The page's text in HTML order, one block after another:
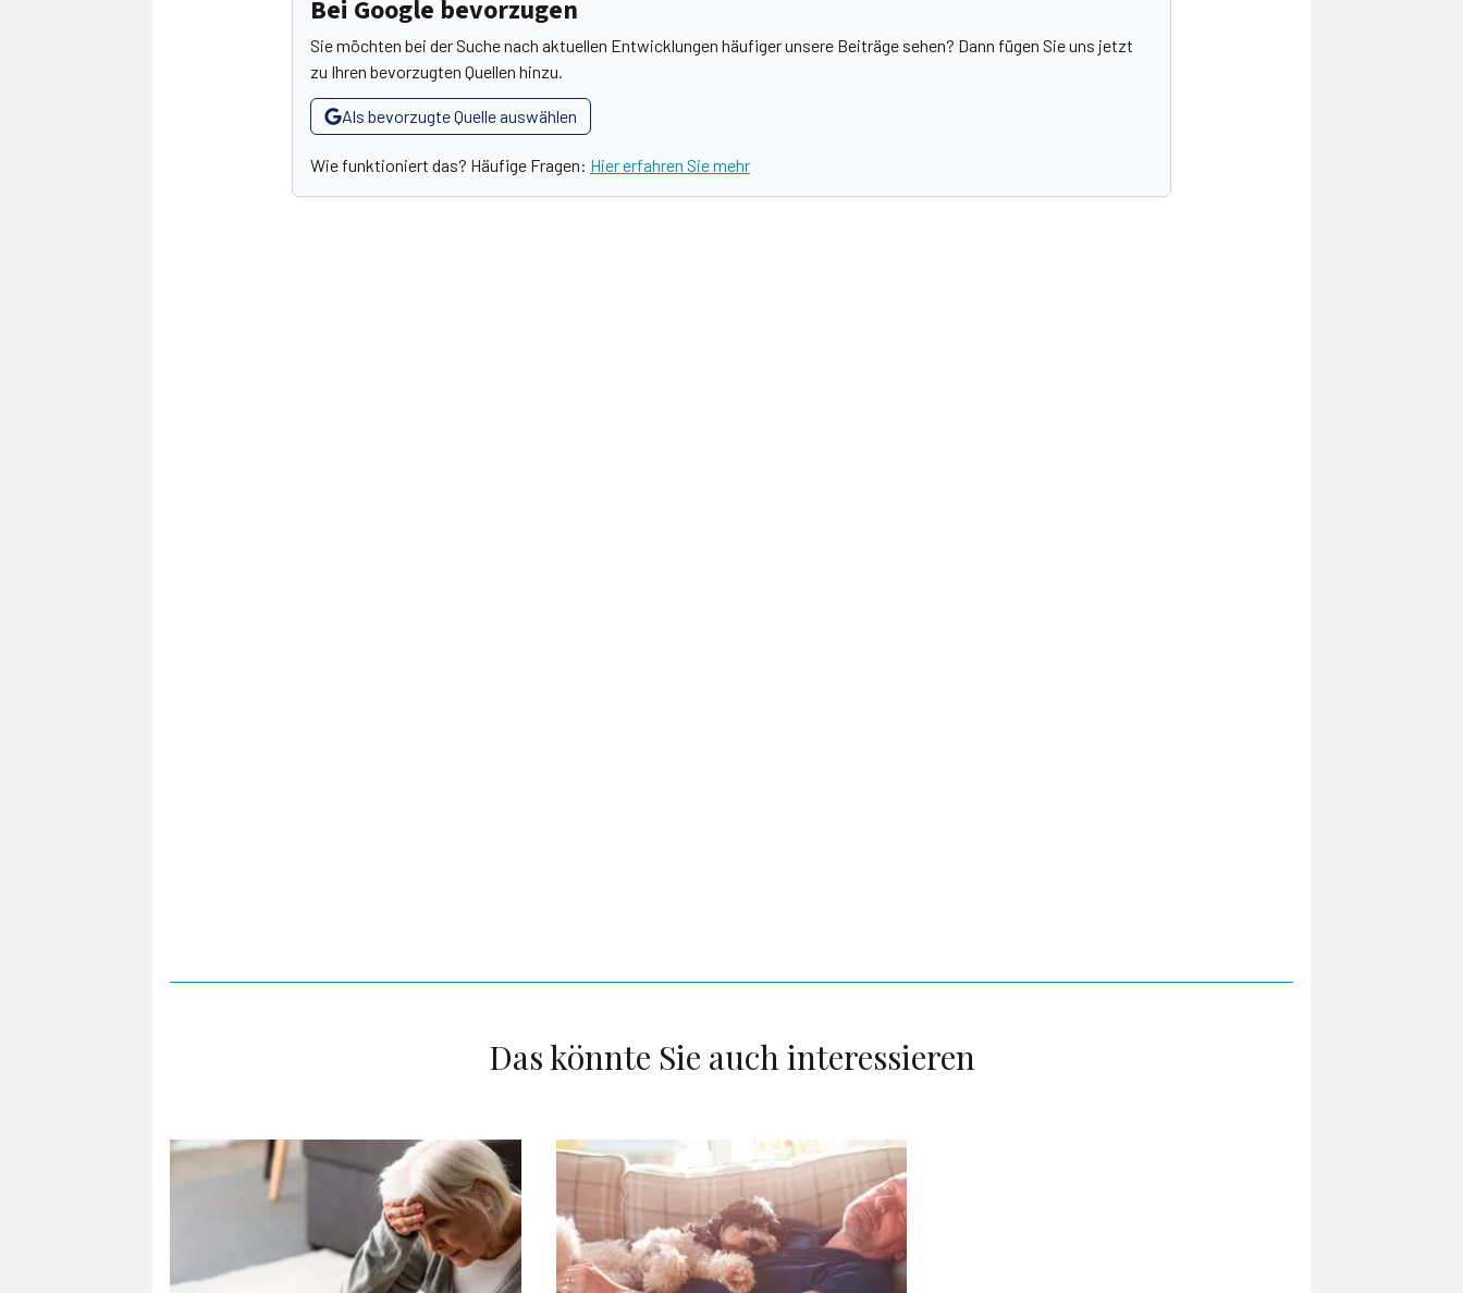
Bei Google bevorzugen
Sie möchten bei der Suche nach aktuellen Entwicklungen häufiger unsere Beiträge sehen? Dann fügen Sie uns jetzt
zu Ihren bevorzugten Quellen hinzu.
Als bevorzugte Quelle auswählen
Wie funktioniert das? Häufige Fragen: Hier erfahren Sie mehr
Das könnte Sie auch interessieren